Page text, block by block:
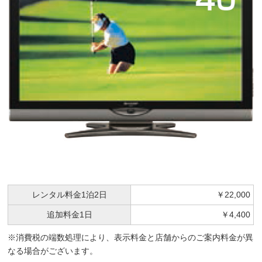
レンタル料金1泊2日 ￥22,000
追加料金1日 ￥4,400
※消費税の端数処理により、表示料金と店舗からのご案内料金が異
なる場合がございます。